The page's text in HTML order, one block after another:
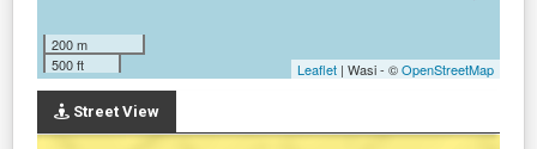
200 m
500 ft
Leaflet | Wasi - ©OpenStreetMap
Street View